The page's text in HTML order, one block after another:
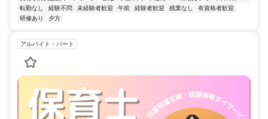
転勤なし
経験不問 未経験者歓迎 午前 経験者歓迎 残業なし
有資格者歓迎
研修あり
夕方
アルバイト・パート